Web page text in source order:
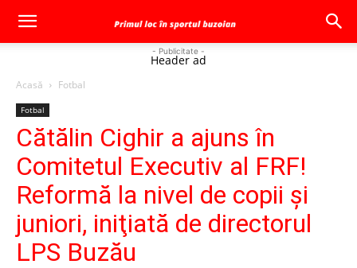
- Publicitate -
Header ad
Acasă Fotbal
Fotbal
Cătălin Cighir a ajuns în
Comitetul Executiv al FRF!
Reformă la nivel de copii şi
juniori, iniţiată de directorul
LPS Buzău